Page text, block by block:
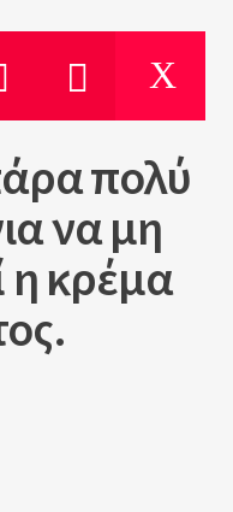
πολύ
να μη
η κρέμα